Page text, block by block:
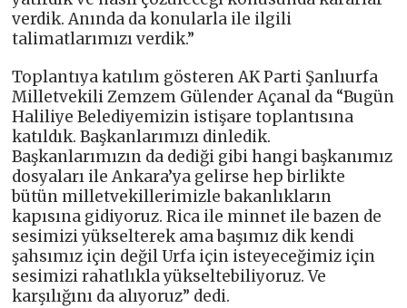
verdik. Anında da konularla ile ilgili
talimatlarımızı verdik.”
Toplantıya katılım gösteren AK Parti Şanlıurfa
Milletvekili Zemzem Gülender Açanal da “Bugün
Haliliye Belediyemizin istişare toplantısına
katıldık. Başkanlarımızı dinledik.
Başkanlarımızın da dediği gibi hangi başkanımız
dosyaları ile Ankara’ya gelirse hep birlikte
bütün milletvekillerimizle bakanlıkların
kapısına gidiyoruz. Rica ile minnet ile bazen de
sesimizi yükselterek ama başımız dik kendi
şahsımız için değil Urfa için isteyeceğimiz için
sesimizi rahatlıkla yükseltebiliyoruz. Ve
karşılığını da alıyoruz” dedi.